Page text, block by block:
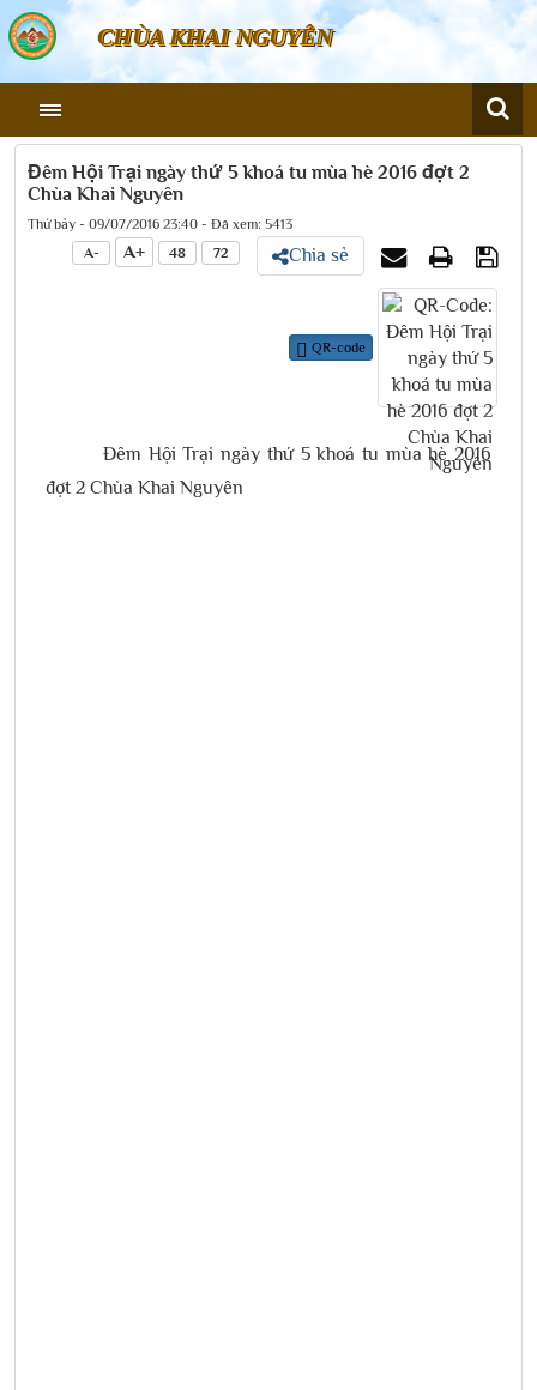
CHÙA KHAI NGUYÊN
Đêm Hội Trại ngày thứ 5 khoá tu mùa hè 2016 đợt 2
Chùa Khai Nguyên
Thứ bảy - 09/07/2016 23:40 - Đã xem: 5413
A-
A+ 48 72 Chia sẻ
QR-code
Đêm Hội Trại ngày thứ 5 khoá tu mùa hè 2016
đợt 2 Chùa Khai Nguyên